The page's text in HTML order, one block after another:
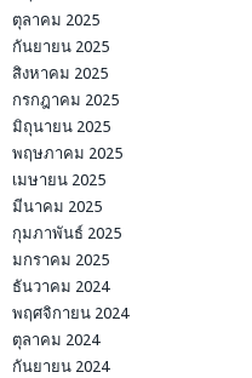
ตุลาคม 2025
กันยายน 2025
สิงหาคม 2025
กรกฎาคม 2025
มิถุนายน 2025
พฤษภาคม 2025
เมษายน 2025
มีนาคม 2025
กุมภาพันธ์ 2025
มกราคม 2025
ธันวาคม 2024
พฤศจิกายน 2024
ตุลาคม 2024
กันยายน 2024